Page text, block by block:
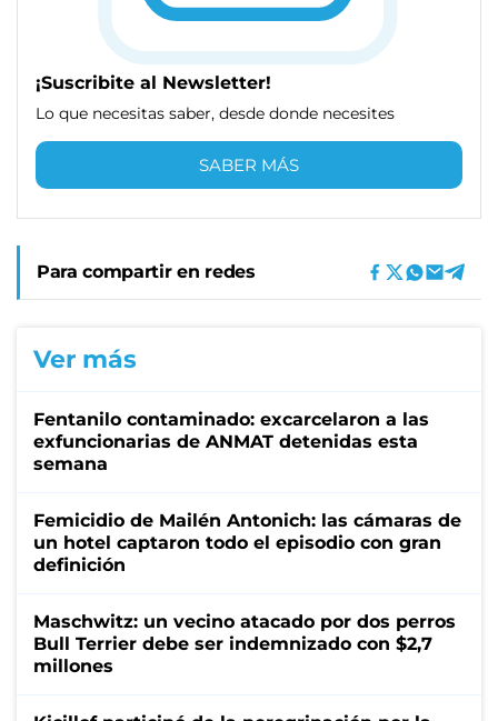
¡Suscribite al Newsletter!
Lo que necesitas saber, desde donde necesites
SABER MÁS
Para compartir en redes
Ver más
Fentanilo contaminado: excarcelaron a las
exfuncionarias de ANMAT detenidas esta
semana
Femicidio de Mailén Antonich: las cámaras de
un hotel captaron todo el episodio con gran
definición
Maschwitz: un vecino atacado por dos perros
Bull Terrier debe ser indemnizado con $2,7
millones